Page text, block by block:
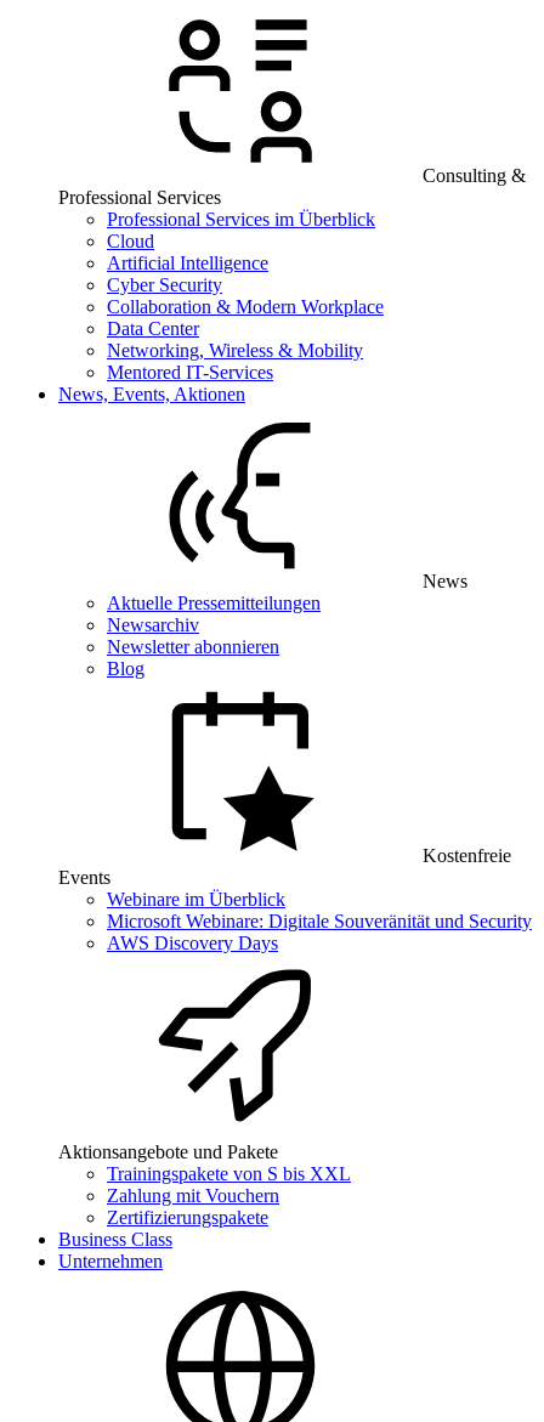
Consulting &
Professional Services
Professional Services im Überblick
Cloud
Artificial Intelligence
Cyber Security
Collaboration & Modern Workplace
Data Center
Networking, Wireless & Mobility
Mentored IT-Services
News, Events, Aktionen
News
Aktuelle Pressemitteilungen
Newsarchiv
Newsletter abonnieren
Blog
Kostenfreie
Events
Webinare im Überblick
Microsoft Webinare: Digitale Souveränität und Security
AWS Discovery Days
Aktionsangebote und Pakete
Trainingspakete von S bis XXL
Zahlung mit Vouchern
Zertifizierungspakete
Business Class
Unternehmen